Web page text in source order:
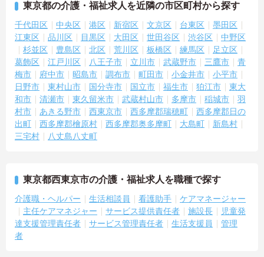
東京都の介護・福祉求人を近隣の市区町村から探す
千代田区 中央区 港区 新宿区 文京区 台東区
墨田区
江東区
品川区 目黒区 大田区 世田谷区 渋谷区
中野区
杉並区
豊島区 北区 荒川区 板橋区 練馬区
足立区
葛飾区
江戸川区 八王子市 立川市 武蔵野市 三鷹市
青
梅市
府中市 昭島市 調布市 町田市 小金井市
小平市
日野市
東村山市 国分寺市 国立市 福生市 狛江市
東大
和市
清瀬市 東久留米市 武蔵村山市 多摩市 稲城市
羽
村市
あきる野市 西東京市 西多摩郡瑞穂町
西多摩郡日の
出町
西多摩郡檜原村 西多摩郡奥多摩町 大島町
新島村
三宅村
八丈島八丈町
東京都西東京市の介護・福祉求人を職種で探す
介護職・ヘルパー 生活相談員 看護助手
ケアマネージャー
主任ケアマネジャー
サービス提供責任者 施設長
児童発
達支援管理責任者
サービス管理責任者 生活支援員
管理
者